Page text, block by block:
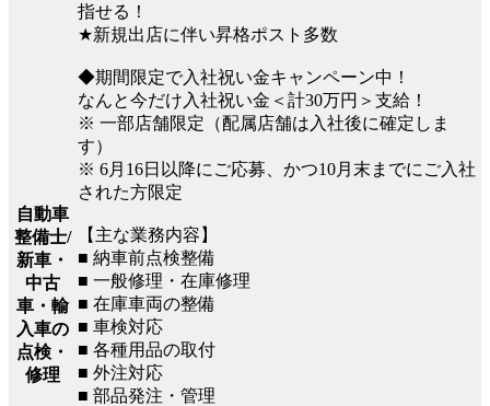
自動車
整備士/
新車・
中古
車・輸
入車の
点検・
修理
指せる！
★新規出店に伴い昇格ポスト多数
◆期間限定で入社祝い金キャンペーン中！
なんと今だけ入社祝い金＜計30万円＞支給！
※ 一部店舗限定（配属店舗は入社後に確定しま
す）
※ 6月16日以降にご応募、かつ10月末までにご入社
された方限定
【主な業務内容】
■ 納車前点検整備
■ 一般修理・在庫修理
■ 在庫車両の整備
■ 車検対応
■ 各種用品の取付
■ 外注対応
■ 部品発注・管理